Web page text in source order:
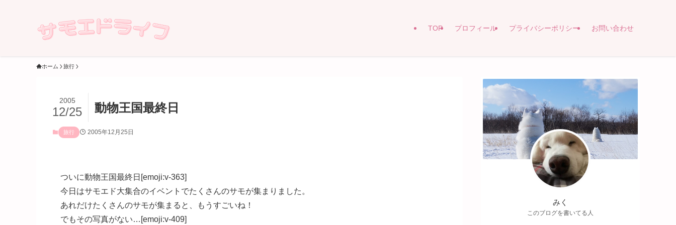
TOP プロフィール プライバシーポリシー お問い合わせ
ホーム 旅行
動物王国最終日
2005
12/25
旅行 2005年12月25日
ついに動物王国最終日[emoji:v-363]
今日はサモエド大集合のイベントでたくさんのサモが集まりました。
あれだけたくさんのサモが集まると、もうすごいね！
でもその写真がない…[emoji:v-409]
みく
このブログを書いてる人